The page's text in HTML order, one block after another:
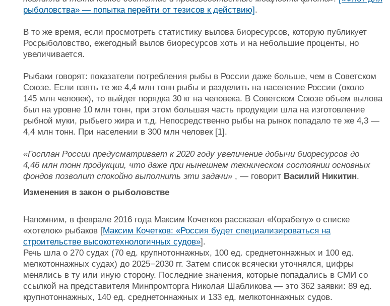
рыболовства» — попытка перейти от тезисов к действию].
В то же время, если просмотреть статистику вылова биоресурсов, которую публикует
Росрыболовство, ежегодный вылов биоресурсов хоть и на небольшие проценты, но
увеличивается.
Рыбаки говорят: показатели потребления рыбы в России даже больше, чем в Советском
Союзе. Если взять те же 4,4 млн тонн рыбы и разделить на население России (около
145 млн человек), то выйдет порядка 30 кг на человека. В Советском Союзе объем вылова
был на уровне 10 млн тонн, при этом большая часть продукции шла на изготовление
рыбной муки, рыбьего жира и т.д. Непосредственно рыбы на рынок попадало те же 4,3 —
4,4 млн тонн. При населении в 300 млн человек [1].
«Госплан России предусматривает к 2020 году увеличение добычи биоресурсов до
4,46 млн тонн продукции, что даже при нынешнем техническом состоянии основных
фондов позволит спокойно выполнить эти задачи» , — говорит Василий Никитин.
Изменения в закон о рыболовстве
Напомним, в феврале 2016 года Максим Кочетков рассказал «Корабелу» о списке
«хотелок» рыбаков [Максим Кочетков: «Россия будет специализироваться на
строительстве высокотехнологичных судов»].
Речь шла о 270 судах (70 ед. крупнотоннажных, 100 ед. среднетоннажных и 100 ед.
мелкотоннажных судах) до 2025−2030 гг. Затем список всячески уточнялся, цифры
менялись в ту или иную сторону. Последние значения, которые попадались в СМИ со
ссылкой на представителя Минпромторга Николая Шабликова — это 362 заявки: 89 ед.
крупнотоннажных, 140 ед. среднетоннажных и 133 ед. мелкотоннажных судов.